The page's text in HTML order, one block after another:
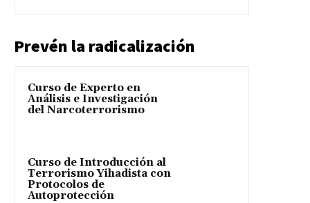
Prevén la radicalización
Curso de Experto en
Análisis e Investigación
del Narcoterrorismo
Curso de Introducción al
Terrorismo Yihadista con
Protocolos de
Autoprotección